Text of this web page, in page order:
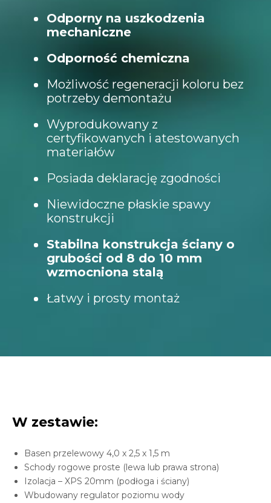
Odporny na uszkodzenia
mechaniczne
Odporność chemiczna
Możliwość regeneracji koloru bez
potrzeby demontażu
Wyprodukowany z
certyfikowanych i atestowanych
materiałów
Posiada deklarację zgodności
Niewidoczne płaskie spawy
konstrukcji
Stabilna konstrukcja ściany o
grubości od 8 do 10 mm
wzmocniona stalą
Łatwy i prosty montaż
W zestawie:
Basen przelewowy 4,0 x 2,5 x 1,5 m
Schody rogowe proste (lewa lub prawa strona)
Izolacja – XPS 20mm (podłoga i ściany)
Wbudowany regulator poziomu wody